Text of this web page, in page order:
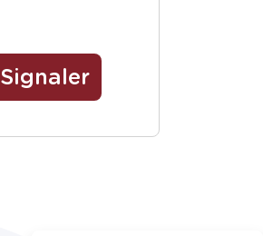
Signaler